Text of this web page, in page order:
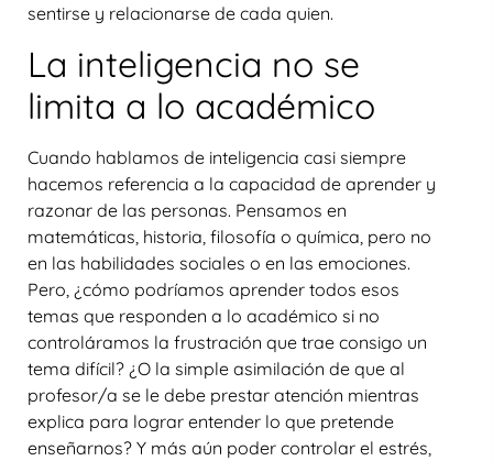
sentirse y relacionarse de cada quien.
La inteligencia no se
limita a lo académico
Cuando hablamos de inteligencia casi siempre
hacemos referencia a la capacidad de aprender y
razonar de las personas. Pensamos en
matemáticas, historia, filosofía o química, pero no
en las habilidades sociales o en las emociones.
Pero, ¿cómo podríamos aprender todos esos
temas que responden a lo académico si no
controláramos la frustración que trae consigo un
tema difícil? ¿O la simple asimilación de que al
profesor/a se le debe prestar atención mientras
explica para lograr entender lo que pretende
enseñarnos? Y más aún poder controlar el estrés,